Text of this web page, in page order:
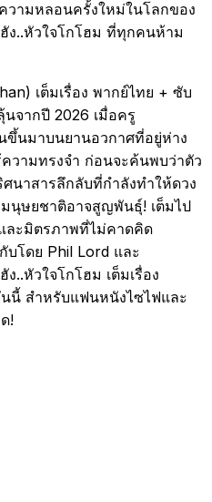
วามหลอนครั้งใหม่ในโลกของ
ง..หัวใจโกโฮม ที่ทุกคนห้าม
เต็มเรื่อง พากย์ไทย + ซับ
จากปี 2026 เมื่อครู
ขึ้นมาบนยานอวกาศที่อยู่ห่าง
วามทรงจำ ก่อนจะค้นพบว่าตัว
นาสารลึกลับที่กำลังทำให้ดวง
นุษยชาติอาจสูญพันธุ์! เต็มไป
ละมิตรภาพที่ไม่คาดคิด
บโดย Phil Lord และ
..หัวใจโกโฮม เต็มเรื่อง
นี้ สำหรับแฟนหนังไซไฟและ
!